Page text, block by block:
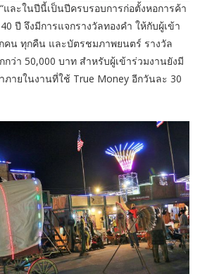
และในปีนี้เป็นปีครบรอบการก่อตั้งหอการค้า
ปี จึงมีการแจกรางวัลทองคำ ให้กับผู้เข้า
คน ทุกคืน และบัตรชมภาพยนตร์ รางวัล
ว่า 50,000 บาท สำหรับผู้เข้าร่วมงานยังมี
ายในงานที่ใช้ True Money อีกวันละ 30